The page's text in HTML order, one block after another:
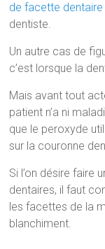
de facette dentaire
dentiste.
Un autre cas de
c’est lorsque la
Mais avant tout
patient n’a ni
que le peroxyde
sur la couronne
Si l’on désire faire
dentaires, il faut
les facettes de la
blanchiment.